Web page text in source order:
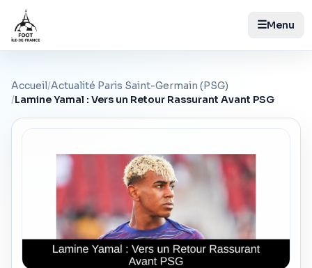
☰Menu
Accueil/Actualité Paris Saint-Germain (PSG)
/Lamine Yamal : Vers un Retour Rassurant Avant PSG